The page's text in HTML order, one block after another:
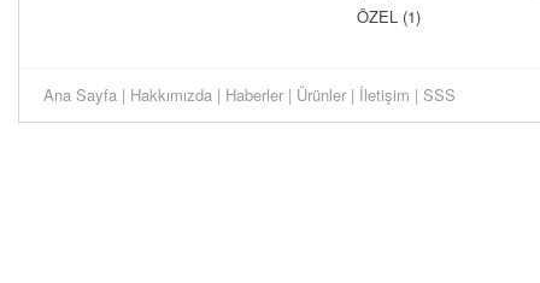
ÖZEL (1)
Ana Sayfa | Hakkımızda | Haberler | Ürünler | İletişim | SSS